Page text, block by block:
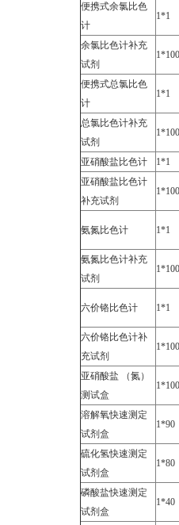
便携式余氯比色
计
1*1
余氯比色计补充
试剂
1*100
便携式总氯比色
计
1*1
总氯比色计补充
试剂
1*100
亚硝酸盐比色计
1*1
亚硝酸盐比色计
补充试剂
1*100
氨氮比色计 1*1
氨氮比色计补充
试剂
1*100
六价铬比色计 1*1
六价铬比色计补
充试剂
1*100
亚硝酸盐 （氮）
测试盒
1*100
溶解氧快速测定
试剂盒
1*90
硫化氢快速测定
试剂盒
1*80
磷酸盐快速测定
试剂盒
1*40